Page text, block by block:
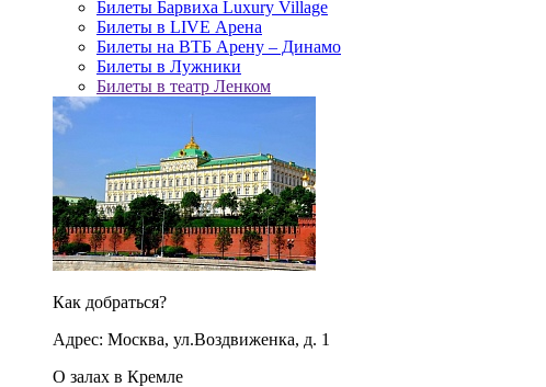
Билеты Барвиха Luxury Village
Билеты в LIVE Арена
Билеты на ВТБ Арену – Динамо
Билеты в Лужники
Билеты в театр Ленком
Как добраться?
Адрес: Москва, ул.Воздвиженка, д. 1
О залах в Кремле